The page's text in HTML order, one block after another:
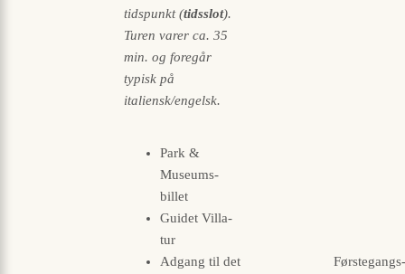
tidspunkt (tids­slot).
Turen varer ca. 35
min. og foregår
typisk på
italiensk/engelsk.
Park &
Museums-
billet
Guidet Villa-
tur
Adgang til det
Førstegangs­